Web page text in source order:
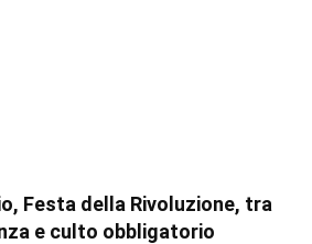
Festa della Rivoluzione, tra
e culto obbligatorio